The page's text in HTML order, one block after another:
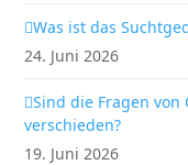
Was ist das
24. Juni 2026
Sind die Fragen
verschieden?
19. Juni 2026